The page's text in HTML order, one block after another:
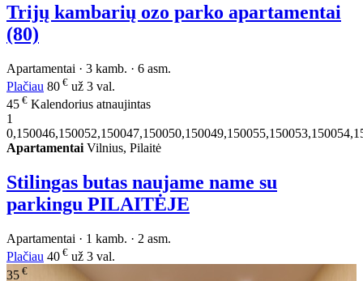
Trijų kambarių ozo parko apartamentai
(80)
Apartamentai · 3 kamb. · 6 asm.
Plačiau 80 € už 3 val.
45 € Kalendorius atnaujintas
1
Apartamentai Vilnius, Pilaitė
Stilingas butas naujame name su
parkingu PILAITĖJE
Apartamentai · 1 kamb. · 2 asm.
Plačiau 40 € už 3 val.
35 €